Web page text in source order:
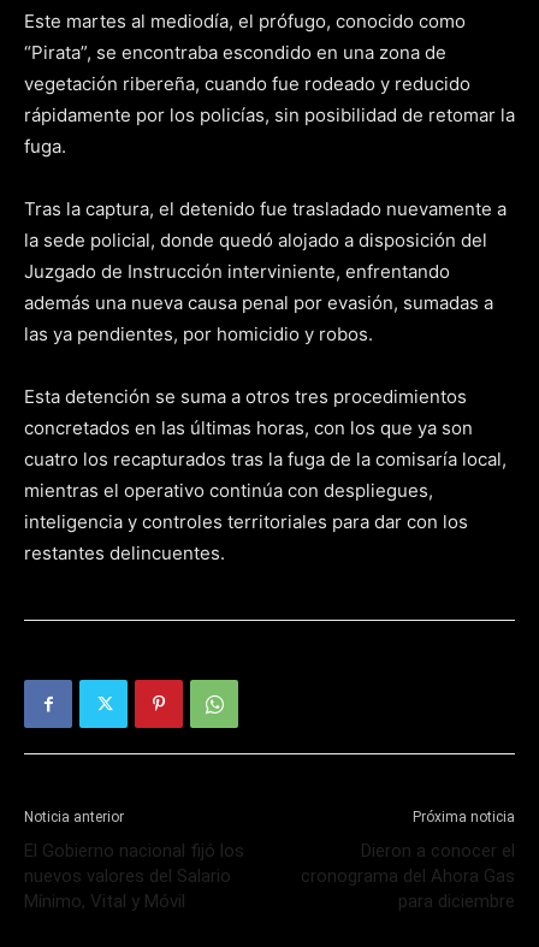
Este martes al mediodía, el prófugo, conocido como
“Pirata”, se encontraba escondido en una zona de
vegetación ribereña, cuando fue rodeado y reducido
rápidamente por los policías, sin posibilidad de retomar la
fuga.
Tras la captura, el detenido fue trasladado nuevamente a
la sede policial, donde quedó alojado a disposición del
Juzgado de Instrucción interviniente, enfrentando
además una nueva causa penal por evasión, sumadas a
las ya pendientes, por homicidio y robos.
Esta detención se suma a otros tres procedimientos
concretados en las últimas horas, con los que ya son
cuatro los recapturados tras la fuga de la comisaría local,
mientras el operativo continúa con despliegues,
inteligencia y controles territoriales para dar con los
restantes delincuentes.
Noticia anterior
El Gobierno nacional fijó los
nuevos valores del Salario
Mínimo, Vital y Móvil
Próxima noticia
Dieron a conocer el
cronograma del Ahora Gas
para diciembre